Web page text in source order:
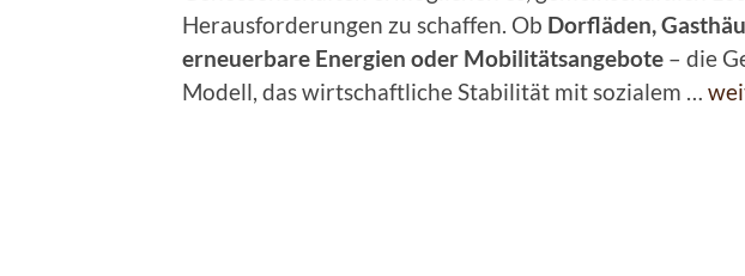
Herausforderungen zu schaffen. Ob Dorfläden,
erneuerbare Energien oder Mobilitätsangebote – die
Modell, das wirtschaftliche Stabilität mit sozialem …